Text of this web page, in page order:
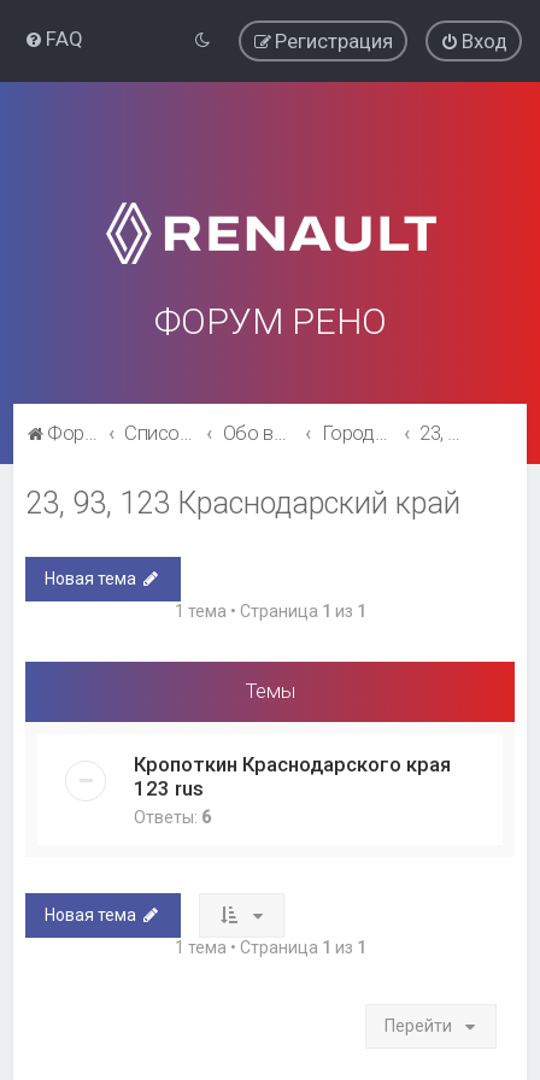
FAQ Вход
Регистрация
ФОРУМ РЕНО
Форум Рено Список форумов Обо всём остальном Города и регионы. 23, 93, 123 Краснодарский край
23, 93, 123 Краснодарский край
Новая тема
1 тема • Страница 1 из 1
Темы
Кропоткин Краснодарского края
123 rus
Ответы: 6
Новая тема
1 тема • Страница 1 из 1
Перейти